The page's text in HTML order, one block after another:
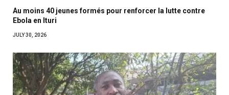
Au moins 40 jeunes formés pour renforcer la lutte contre
Ebola en Ituri
JULY 30, 2026